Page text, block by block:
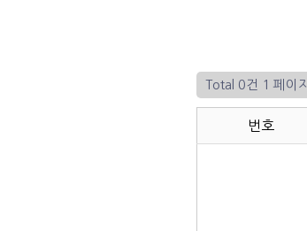
Total 0건 1 페이지
번호